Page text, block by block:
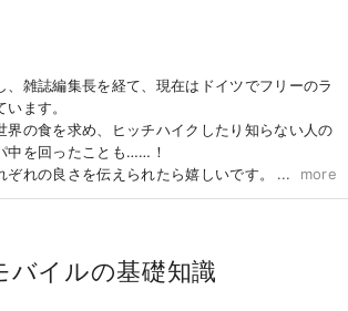
、雑誌編集長を経て、現在はドイツでフリーのラ
ます。
の食を求め、ヒッチハイクしたり知らない人の
中を回ったことも……！
れの良さを伝えられたら嬉しいです。
more
バイルの基礎知識